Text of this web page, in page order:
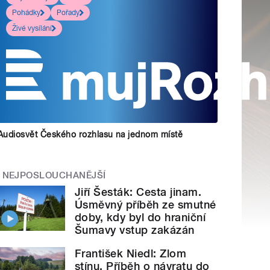
Pohádky
Pořady
Živé vysílání
Českého rozhlasu na jednom místě
NEJPOSLOUCHANĚJŠÍ
Jiří Šesták: Cesta jinam.
Úsměvný příběh ze smutné
doby, kdy byl do hraniční
Šumavy vstup zakázán
František Niedl: Zlom
stínu. Příběh o návratu do